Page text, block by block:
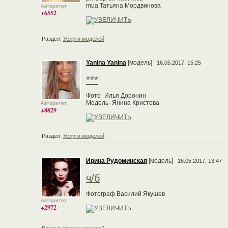
Авторитет
+6552
mua Татьяна Мордвинова
Раздел: Услуги моделей
Авторитет
+8829
Yanina Yanina [модель] 16.05.2017, 15:25
***
Фото- Илья Доронин
Модель- Янина Кристова
Раздел: Услуги моделей
Авторитет
+2972
Ирина Рудоминская [модель] 16.05.2017, 13:47
ч/б
Фотограф Василий Якушев